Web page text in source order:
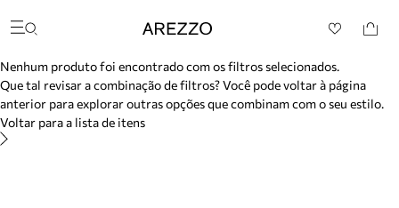
Buscar produtos
categorias sugeridas
Bota
Papete
Scarpin
Mocassim
Arezzo
Nenhum produto foi encontrado com os filtros selecionados.
Que tal revisar a combinação de filtros? Você pode voltar à página
anterior para explorar outras opções que combinam com o seu estilo.
Voltar para a lista de itens